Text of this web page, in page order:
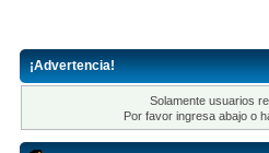
¡Advertencia!
Solamente usuarios
Por favor ingresa abajo o